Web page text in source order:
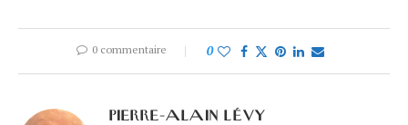
0 commentaire 0
PIERRE-ALAIN LÉVY